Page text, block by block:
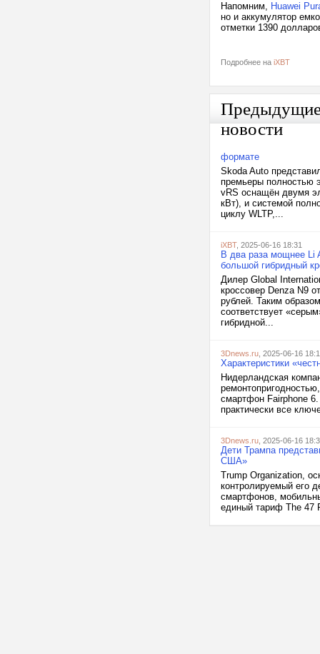
Напомним, Huawei
но и аккумулятор
отметки 1390
Подробнее на iXBT
новости
формате
Skoda Auto
премьеры полностью
vRS оснащён двумя
кВт), и системой
циклу WLTP,...
iXBT, 2025-06-16 18:31
В два раза мощнее Li
большой гибридный
Дилер Global
кроссовер Denza N9
рублей. Таким
соответствует
гибридной...
3Dnews.ru , 2025-06-16
Характеристики
Нидерландская
смартфон Fairphone
практически все
3Dnews.ru , 2025-06-16
Дети Трампа
США»
Trump Organization,
контролируемый его
смартфонов,
единый тариф The 47